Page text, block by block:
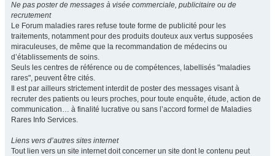
Ne pas poster de messages à visée commerciale, publicitaire ou de
recrutement
Le Forum maladies rares refuse toute forme de publicité pour les
traitements, notamment pour des produits douteux aux vertus supposées
miraculeuses, de même que la recommandation de médecins ou
d’établissements de soins.
Seuls les centres de référence ou de compétences, labellisés "maladies
rares", peuvent être cités.
Il est par ailleurs strictement interdit de poster des messages visant à
recruter des patients ou leurs proches, pour toute enquête, étude, action de
communication… à finalité lucrative ou sans l’accord formel de Maladies
Rares Info Services.
Liens vers d’autres sites internet
Tout lien vers un site internet doit concerner un site dont le contenu peut